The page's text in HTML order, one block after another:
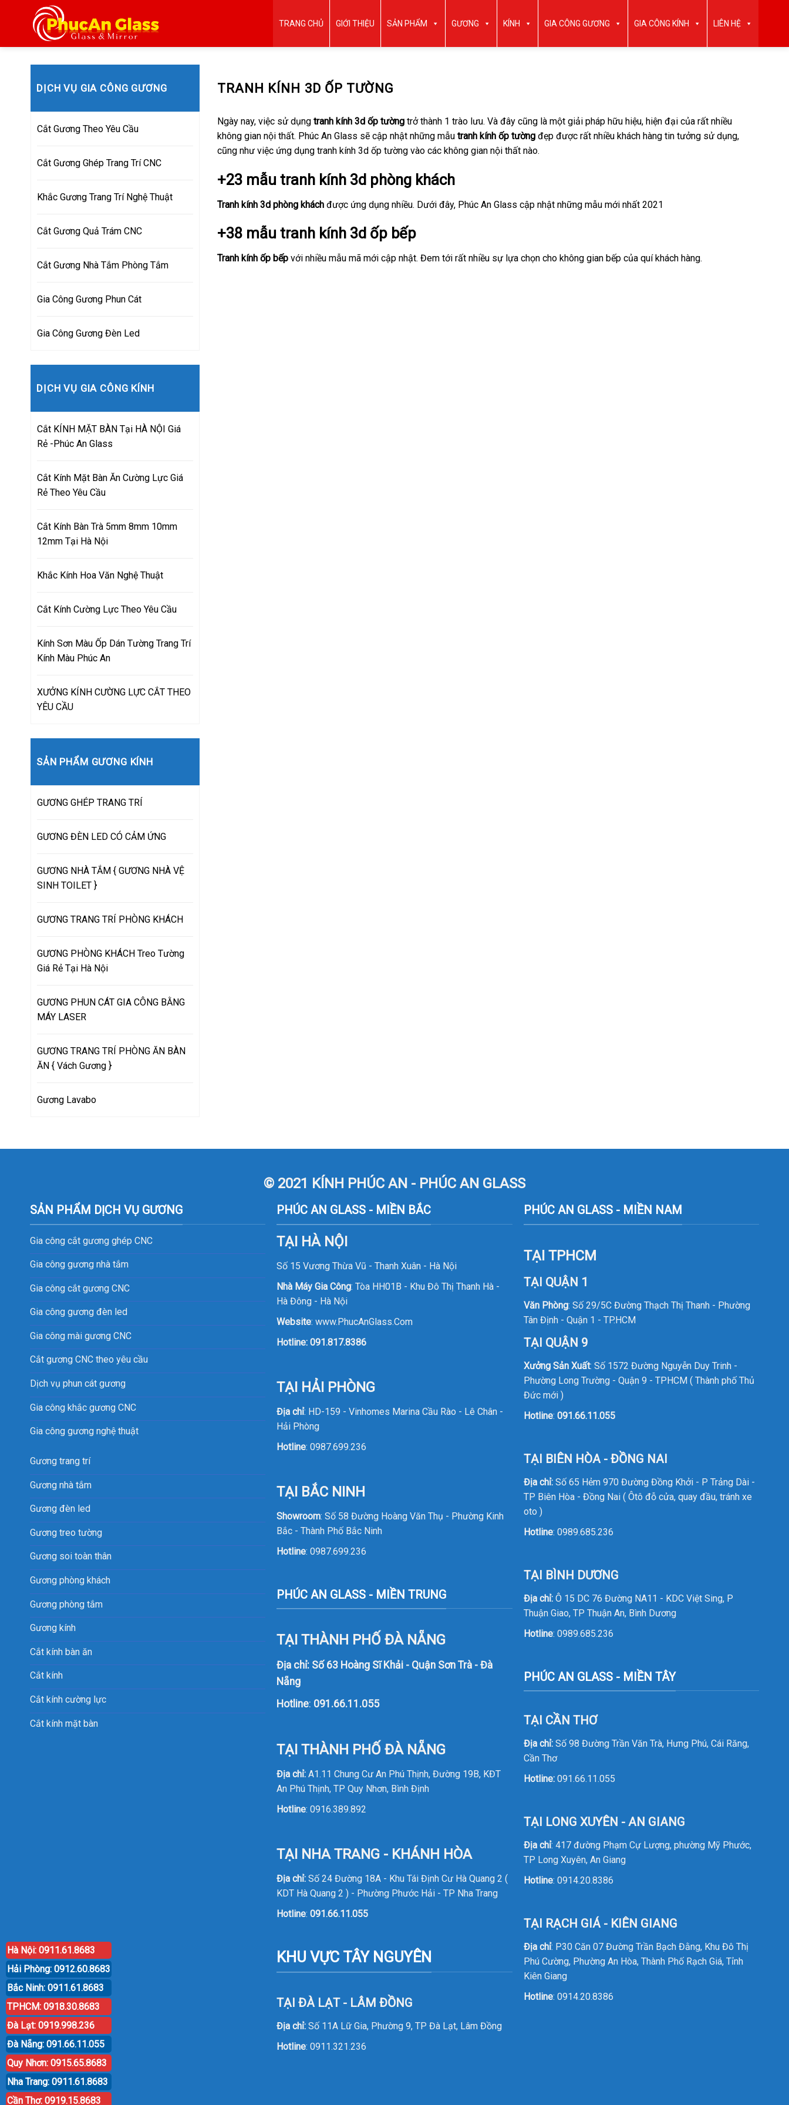
TRANG CHỦ GIỚI THIỆU SẢN PHẨM GƯƠNG KÍNH GIA CÔNG GƯƠNG GIA CÔNG KÍNH LIÊN HỆ
TRANH KÍNH 3D ỐP TƯỜNG
Ngày nay, việc sử dụng tranh kính 3d ốp tườngtrở thành 1 trào lưu. Và đây cũng là một giải pháp hữu hiệu, hiện đại của rất nhiều
không gian nội thất. Phúc An Glass sẽ cập nhật những mẫu tranh kính ốp tườngđẹp được rất nhiều khách hàng tin tưởng sử dụng,
cũng như việc ứng dụng tranh kính 3d ốp tường vào các không gian nội thất nào.
+23 mẫu tranh kính 3d phòng khách
Tranh kính 3d phòng kháchđược ứng dụng nhiều. Dưới đây, Phúc An Glass cập nhật những mẫu mới nhất 2021
+38 mẫu tranh kính 3d ốp bếp
Tranh kính ốp bếpvới nhiều mẫu mã mới cập nhật. Đem tới rất nhiều sự lựa chọn cho không gian bếp của quí khách hàng.
DỊCH VỤ GIA CÔNG GƯƠNG
Cắt Gương Theo Yêu Cầu
Cắt Gương Ghép Trang Trí CNC
Khắc Gương Trang Trí Nghệ Thuật
Cắt Gương Quả Trám CNC
Cắt Gương Nhà Tắm Phòng Tắm
Gia Công Gương Phun Cát
Gia Công Gương Đèn Led
DỊCH VỤ GIA CÔNG KÍNH
Cắt KÍNH MẶT BÀN Tại HÀ NỘI Giá
Rẻ -Phúc An Glass
Cắt Kính Mặt Bàn Ăn Cường Lực Giá
Rẻ Theo Yêu Cầu
Cắt Kính Bàn Trà 5mm 8mm 10mm
12mm Tại Hà Nội
Khắc Kính Hoa Văn Nghệ Thuật
Cắt Kính Cường Lực Theo Yêu Cầu
Kính Sơn Màu Ốp Dán Tường Trang Trí
Kính Màu Phúc An
XƯỞNG KÍNH CƯỜNG LỰC CẮT THEO
YÊU CẦU
SẢN PHẨM GƯƠNG KÍNH
GƯƠNG GHÉP TRANG TRÍ
GƯƠNG ĐÈN LED CÓ CẢM ỨNG
GƯƠNG NHÀ TẮM { GƯƠNG NHÀ VỆ
SINH TOILET }
GƯƠNG TRANG TRÍ PHÒNG KHÁCH
GƯƠNG PHÒNG KHÁCH Treo Tường
Giá Rẻ Tại Hà Nội
GƯƠNG PHUN CÁT GIA CÔNG BẰNG
MÁY LASER
GƯƠNG TRANG TRÍ PHÒNG ĂN BÀN
ĂN { Vách Gương }
Gương Lavabo
© 2021 KÍNH PHÚC AN - PHÚC AN GLASS
SẢN PHẨM DỊCH VỤ GƯƠNG
Gia công cắt gương ghép CNC
Gia công gương nhà tắm
Gia công cắt gương CNC
Gia công gương đèn led
Gia công mài gương CNC
Cắt gương CNC theo yêu cầu
Dịch vụ phun cát gương
Gia công khắc gương CNC
Gia công gương nghệ thuật
Gương trang trí
Gương nhà tắm
Gương đèn led
Gương treo tường
Gương soi toàn thân
Gương phòng khách
Gương phòng tắm
Gương kính
Cắt kính bàn ăn
Cắt kính
Cắt kính cường lực
Cắt kính mặt bàn
PHÚC AN GLASS - MIỀN BẮC
TẠI HÀ NỘI
Số 15 Vương Thừa Vũ - Thanh Xuân - Hà Nội
Nhà Máy Gia Công: Tòa HH01B - Khu Đô Thị Thanh Hà -
Hà Đông - Hà Nội
Website:www.PhucAnGlass.Com
Hotline:091.817.8386
TẠI HẢI PHÒNG
Địa chỉ: HD-159 - Vinhomes Marina Cầu Rào - Lê Chân -
Hải Phòng
Hotline:0987.699.236
TẠI BẮC NINH
Showroom: Số 58 Đường Hoàng Văn Thụ - Phường Kinh
Bắc - Thành Phố Bắc Ninh
Hotline:0987.699.236
PHÚC AN GLASS - MIỀN TRUNG
TẠI THÀNH PHỐ ĐÀ NẴNG
Địa chỉ: Số 63 Hoàng Sĩ Khải - Quận Sơn Trà - Đà
Nẵng
Hotline: 091.66.11.055
TẠI THÀNH PHỐ ĐÀ NẴNG
Địa chỉ: A1.11 Chung Cư An Phú Thịnh, Đường 19B, KĐT
An Phú Thịnh, TP Quy Nhơn, Bình Định
Hotline:0916.389.892
TẠI NHA TRANG - KHÁNH HÒA
Địa chỉ:Số 24 Đường 18A - Khu Tái Định Cư Hà Quang 2 (
KDT Hà Quang 2 ) - Phường Phước Hải - TP Nha Trang
Hotline:091.66.11.055
KHU VỰC TÂY NGUYÊN
TẠI ĐÀ LẠT - LÂM ĐỒNG
Địa chỉ: Số 11A Lữ Gia, Phường 9, TP Đà Lạt, Lâm Đồng
Hotline:0911.321.236
PHÚC AN GLASS - MIỀN NAM
TẠI TPHCM
TẠI QUẬN 1
Văn Phòng: Số 29/5C Đường Thạch Thị Thanh - Phường
Tân Định - Quận 1 - TP.HCM
TẠI QUẬN 9
Xưởng Sản Xuất: Số 1572 Đường Nguyễn Duy Trinh -
Phường Long Trường - Quận 9 - TPHCM ( Thành phố Thủ
Đức mới )
Hotline:091.66.11.055
TẠI BIÊN HÒA - ĐỒNG NAI
Địa chỉ: Số 65 Hẻm 970 Đường Đồng Khởi - P Trảng Dài -
TP Biên Hòa - Đồng Nai ( Ôtô đỗ cửa, quay đầu, tránh xe
oto )
Hotline:0989.685.236
TẠI BÌNH DƯƠNG
Địa chỉ: Ô 15 DC 76 Đường NA11 - KDC Việt Sing, P
Thuận Giao, TP Thuận An, Bình Dương
Hotline:0989.685.236
PHÚC AN GLASS - MIỀN TÂY
TẠI CẦN THƠ
Địa chỉ: Số 98 Đường Trần Văn Trà, Hưng Phú, Cái Răng,
Cần Thơ
Hotline: 091.66.11.055
TẠI LONG XUYÊN - AN GIANG
Địa chỉ: 417 đường Phạm Cự Lượng, phường Mỹ Phước,
TP Long Xuyên, An Giang
Hotline:0914.20.8386
TẠI RẠCH GIÁ - KIÊN GIANG
Địa chỉ: P30 Căn 07 Đường Trần Bạch Đằng, Khu Đô Thị
Phú Cường, Phường An Hòa, Thành Phố Rạch Giá, Tỉnh
Kiên Giang
Hotline:0914.20.8386
Hà Nội: 0911.61.8683
Hải Phòng: 0912.60.8683
Bắc Ninh: 0911.61.8683
TPHCM: 0918.30.8683
Đà Lạt: 0919.998.236
Đà Nẵng: 091.66.11.055
Quy Nhơn: 0915.65.8683
Nha Trang: 0911.61.8683
Cần Thơ: 0919.15.8683